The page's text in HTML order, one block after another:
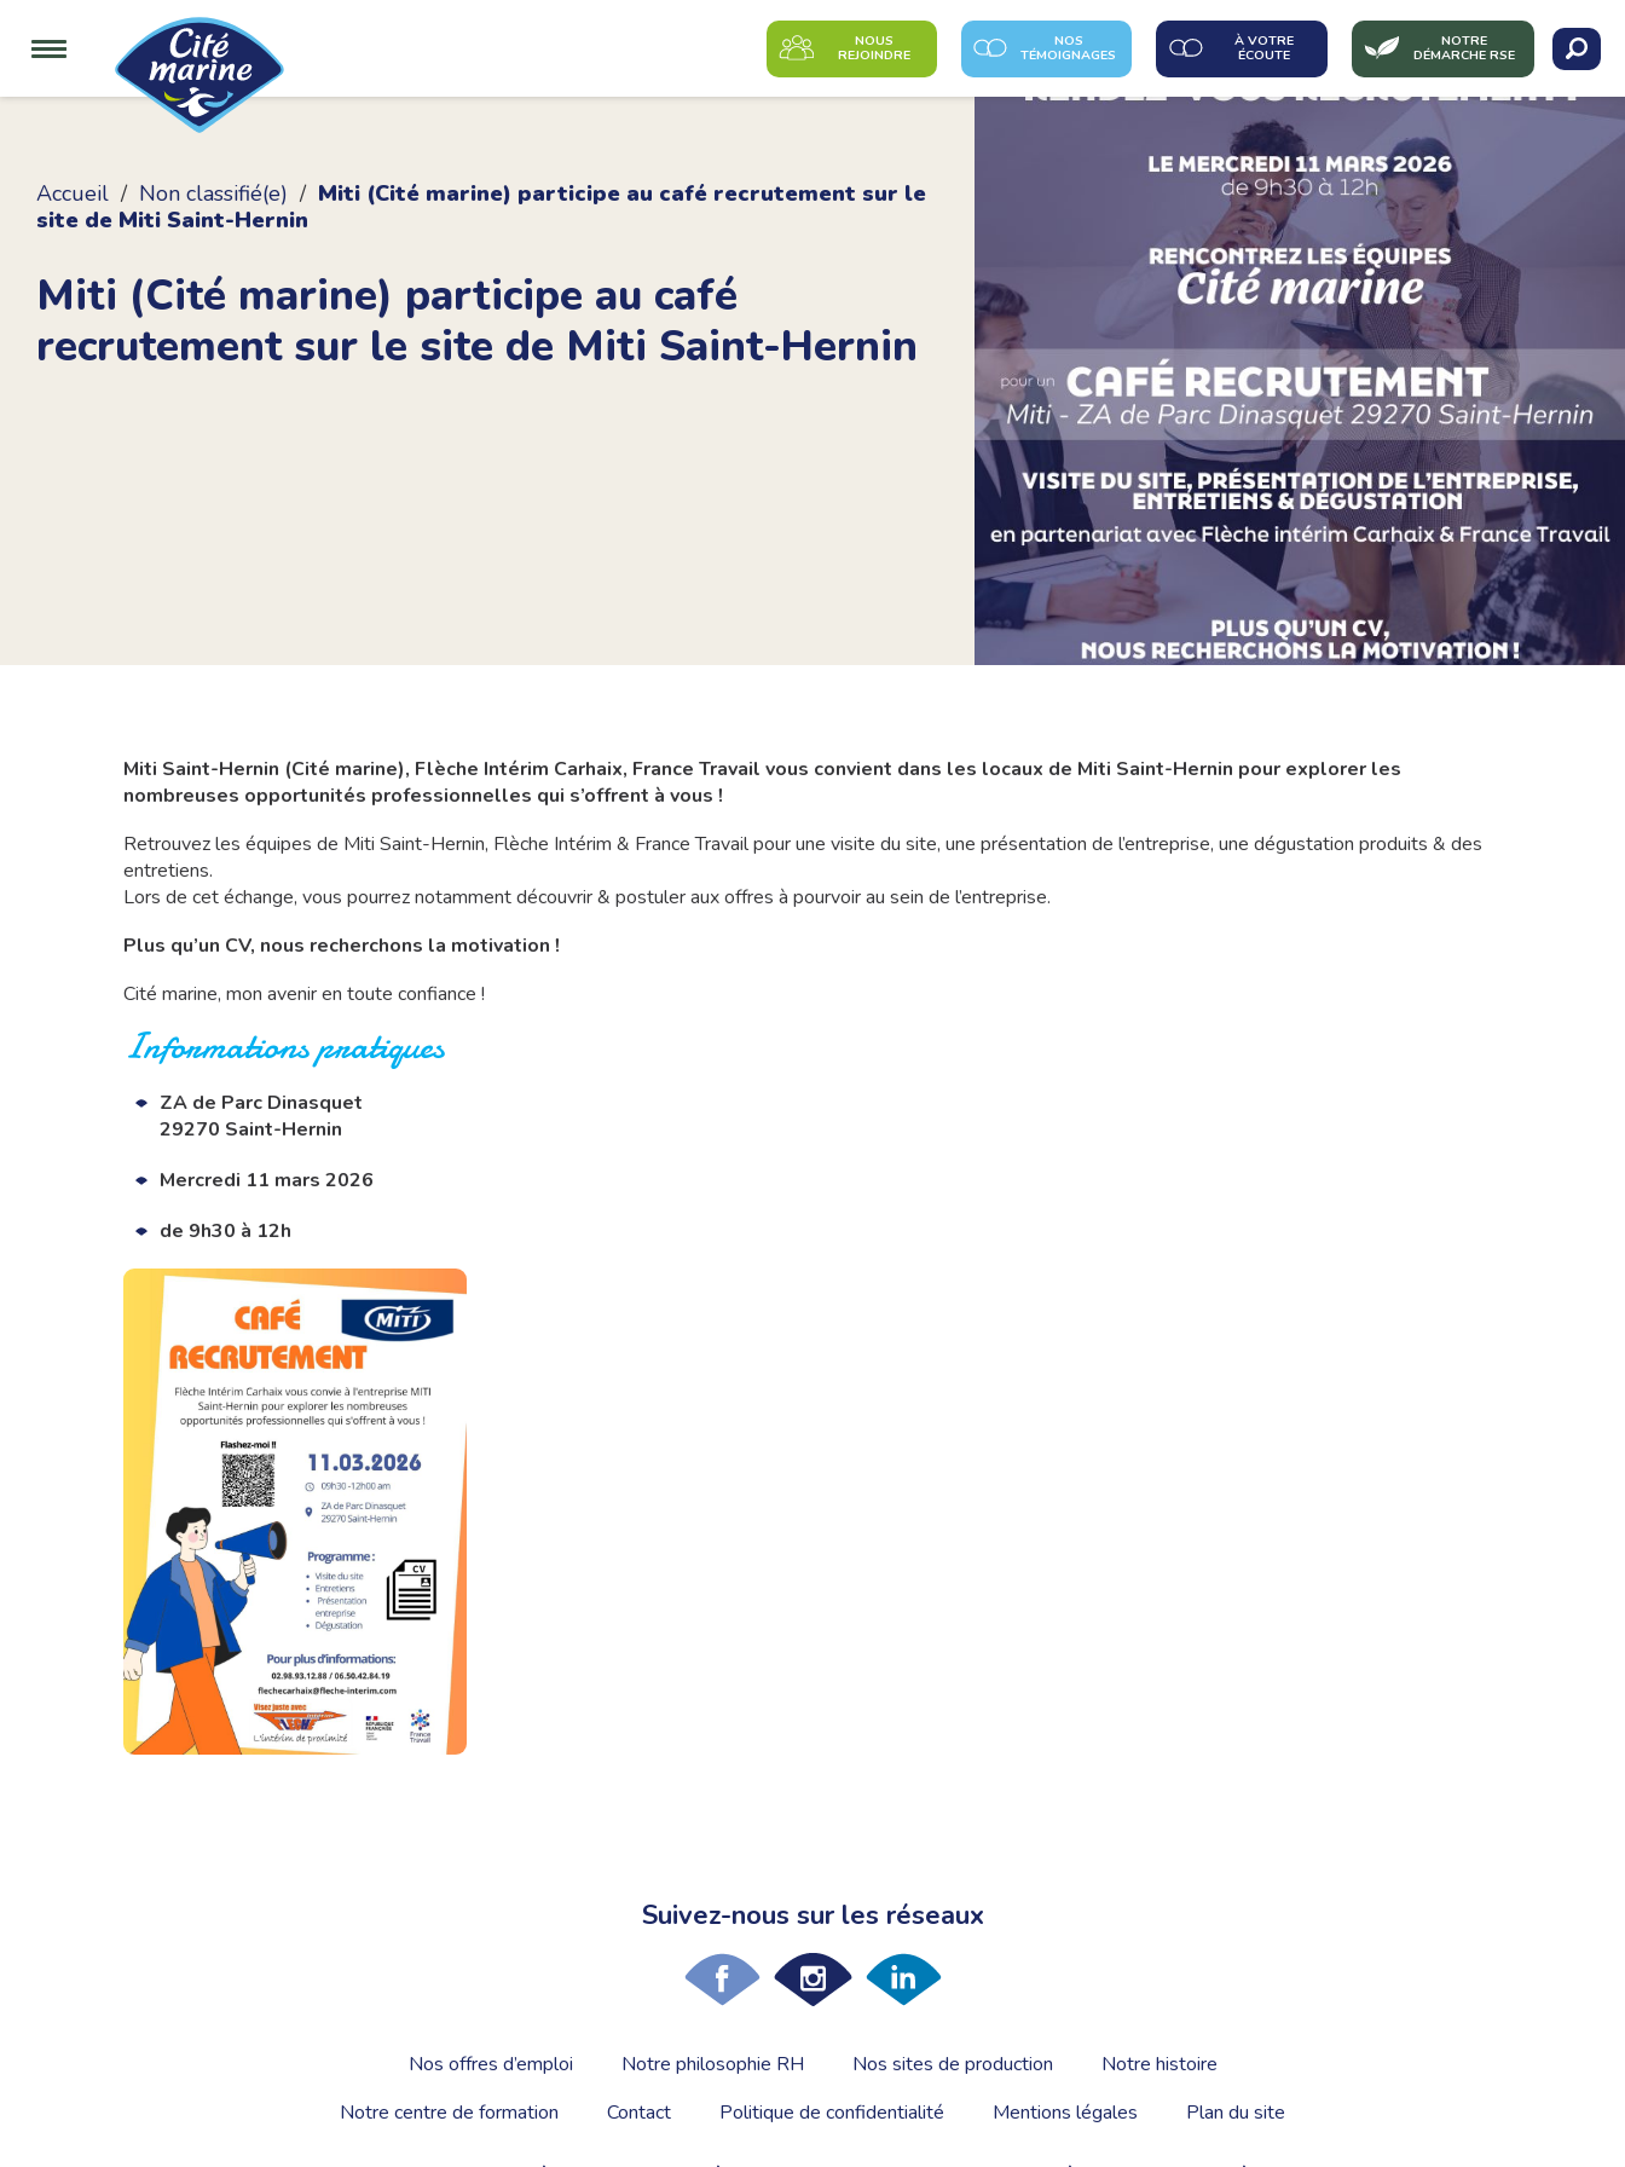
NOUS
REJOINDRE
NOS
TÉMOIGNAGES
À VOTRE
ÉCOUTE
NOTRE
DÉMARCHE RSE
Accueil Non classifié(e)
Miti (Cité marine) participe au café recrutement sur le
site de Miti Saint-Hernin
Miti (Cité marine) participe au café
recrutement sur le site de Miti Saint-Hernin
Miti Saint-Hernin (Cité marine), Flèche Intérim Carhaix, France Travail vous convient dans les locaux de Miti Saint-Hernin pour explorer les
nombreuses opportunités professionnelles qui s’offrent à vous !
Retrouvez les équipes de Miti Saint-Hernin, Flèche Intérim & France Travail pour une visite du site, une présentation de l’entreprise, une dégustation produits & des
entretiens.
Lors de cet échange, vous pourrez notamment découvrir & postuler aux offres à pourvoir au sein de l’entreprise.
Plus qu’un CV, nous recherchons la motivation !
Cité marine, mon avenir en toute confiance !
Informations pratiques
ZA de Parc Dinasquet
29270 Saint-Hernin
Mercredi 11 mars 2026
de 9h30 à 12h
Suivez-nous sur les réseaux
Nos offres d’emploi Notre philosophie RH Nos sites de production
Notre histoire
Notre centre de formation
Contact Politique de confidentialité Mentions légales Plan du site